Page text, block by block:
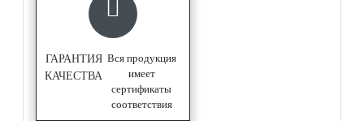
ГАРАНТИЯ
КАЧЕСТВА
Вся продукция
имеет
сертификаты
соответствия